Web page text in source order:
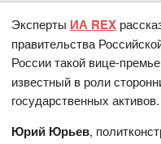
Эксперты ИА REX
правительства
России такой вице-
известный в роли
государственных активов.
Юрий Юрьев,